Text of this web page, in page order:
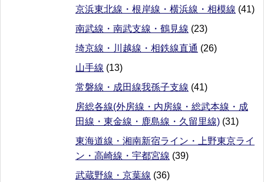
京浜東北線・根岸線・横浜線・相模線 (41)
南武線・南武支線・鶴見線 (23)
埼京線・川越線・相鉄線直通 (26)
山手線 (13)
常磐線・成田線我孫子支線 (41)
房総各線(外房線・内房線・総武本線・成
田線・東金線・鹿島線・久留里線) (31)
東海道線・湘南新宿ライン・上野東京ライ
ン・高崎線・宇都宮線 (39)
武蔵野線・京葉線 (36)